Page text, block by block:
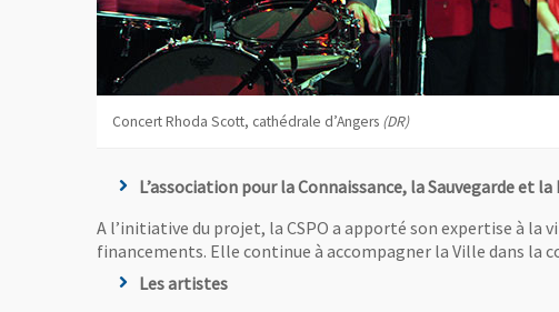
Concert Rhoda Scott, cathédrale d’Angers (DR)
L’association pour la Connaissance, la Sauvegarde et
A l’initiative du projet, la CSPO a apporté son expertise à
financements. Elle continue à accompagner la Ville dans la
Les artistes